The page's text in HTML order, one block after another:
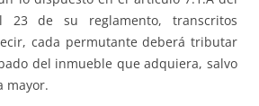
23 de su reglamento, transcritos
cada permutante deberá tributar
del inmueble que adquiera, salvo
mayor.